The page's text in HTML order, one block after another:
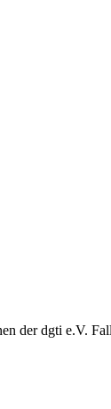
der dgti e.V.